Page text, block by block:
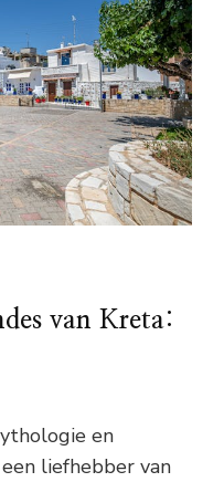
van Kreta:
en
liefhebber van